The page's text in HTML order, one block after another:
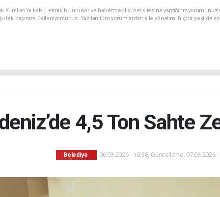
Kuralları’nı kabul etmiş bulunuyor ve habermeclisi.net sitesine yaptığınız
tek başınıza üstleniyorsunuz. Yazılan tüm yorumlardan site yönetimi hiçbir şekilde
4,5 Ton Sahte
Belediye 06.03.2026 - 10:38, Güncelleme: 07.03.2026 -